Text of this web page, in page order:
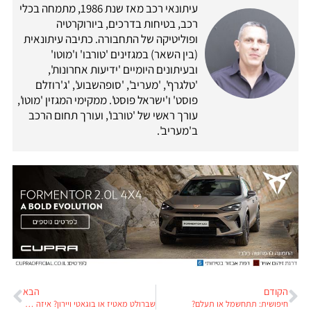
עיתונאי רכב מאז שנת 1986, מתמחה בכלי
רכב, בטיחות בדרכים, ביורוקרטיה
ופוליטיקה של התחבורה. כתיבה עיתונאית
(בין השאר) במגזינים 'טורבו' ו'מוטו'
ובעיתונים היומיים 'ידיעות אחרונות',
'טלגרף', 'מעריב', 'סופהשבוע', 'ג'רוזלם
פוסט' ו'ישראל פוסט'. ממקימי המגזין 'מוטו',
עורך ראשי של 'טורבו', ועורך תחום הרכב
ב'מעריב'.
הקודם
חיפושית: תתחשמל או תעלם?
הבא
שברולט מאטיז או בוגאטי ויירון? איזה רכב מעדיפות חיות?